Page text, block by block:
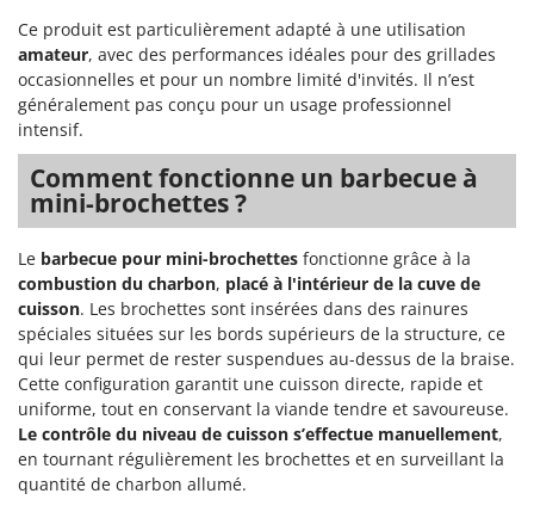
Y Yard Force
Z
Zanon
Zephir
ZGrills
Zodiac
Zomax
Ce produit est particulièrement adapté à une utilisation
amateur, avec des performances idéales pour des grillades
occasionnelles et pour un nombre limité d'invités. Il n’est
généralement pas conçu pour un usage professionnel
intensif.
Comment fonctionne un barbecue à
mini-brochettes ?
Le barbecue pour mini-brochettes fonctionne grâce à la
combustion du charbon, placé à l'intérieur de la cuve de
cuisson. Les brochettes sont insérées dans des rainures
spéciales situées sur les bords supérieurs de la structure, ce
qui leur permet de rester suspendues au-dessus de la braise.
Cette configuration garantit une cuisson directe, rapide et
uniforme, tout en conservant la viande tendre et savoureuse.
Le contrôle du niveau de cuisson s’effectue manuellement,
en tournant régulièrement les brochettes et en surveillant la
quantité de charbon allumé.